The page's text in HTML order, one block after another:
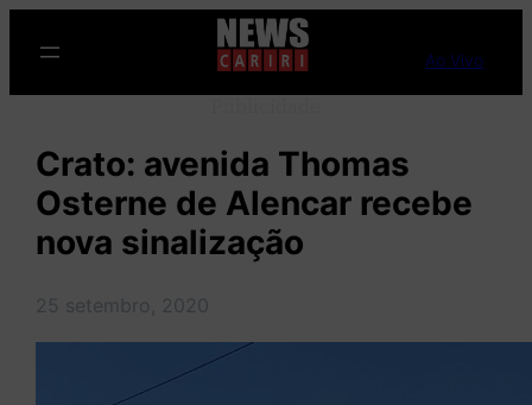
para
o
Ao Vivo
Crato: avenida Thomas
Osterne de Alencar recebe
nova sinalização
25 setembro, 2020